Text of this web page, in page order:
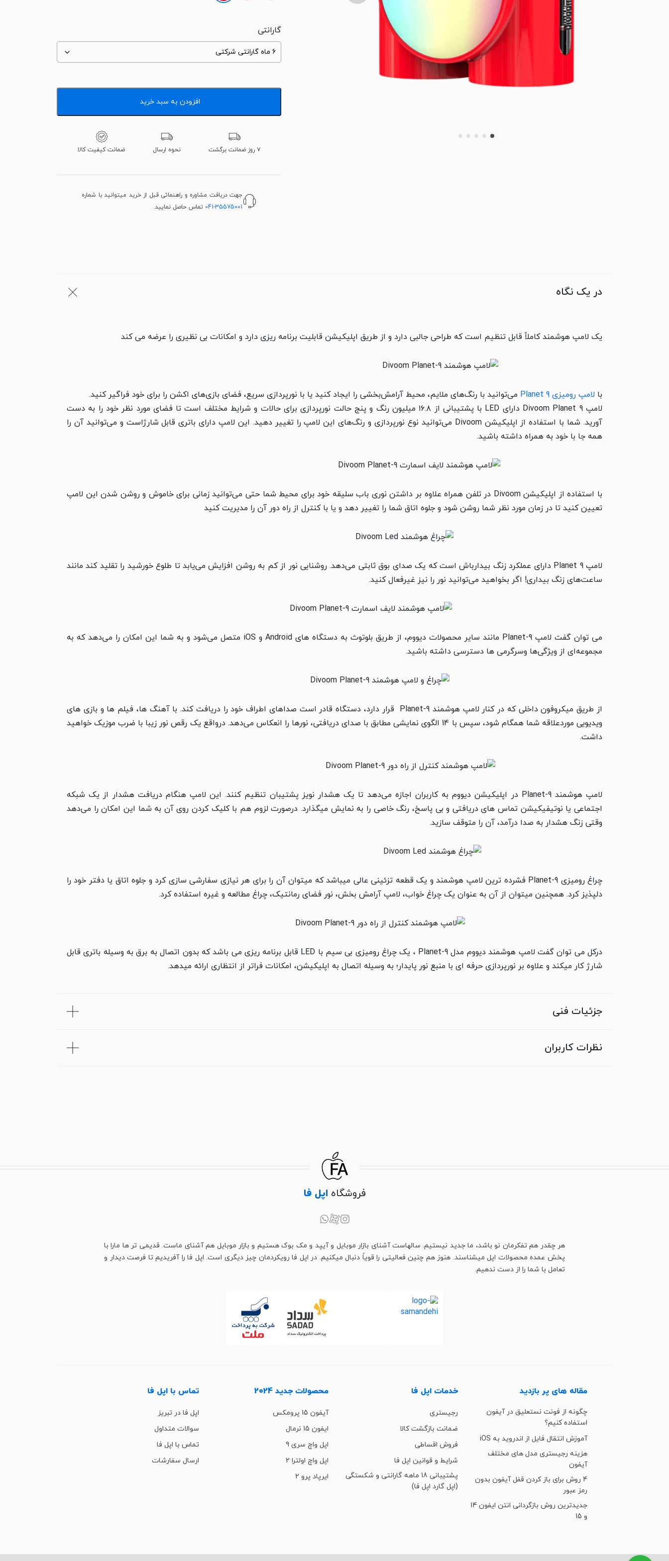
گارانتی
افزودن به سبد خرید
۷ روز ضمانت برگشت نحوه ارسال ضمانت کیفیت کالا
جهت دریافت مشاوره و راهنمائی قبل از خرید میتوانید با شماره
041-35575001 تماس حاصل نمایید.
در یک نگاه
یک لامپ هوشمند کاملاً قابل تنظیم است که طراحی جالبی دارد و از طریق اپلیکیشن قابلیت برنامه ریزی دارد و امکانات بی نظیری را عرضه می کند
با لامپ رومیزی Planet 9
می‌توانید با رنگ‌های ملایم، محیط آرامش‌بخشی را ایجاد کنید یا با نورپردازی سریع، فضای بازی‌های اکشن را برای خود فراگیر کنید.
لامپ Divoom Planet 9 دارای LED با پشتیبانی از ۱۶.۸ میلیون رنگ و پنج حالت نورپردازی برای حالات و شرایط مختلف است تا فضای مورد نظر خود را به دست
آورید. شما با استفاده از اپلیکیشن Divoom می‌توانید نوع نورپردازی و رنگ‌های این لامپ را تغییر دهید. این لامپ دارای باتری قابل شارژ‌است و می‌توانید آن را
همه جا با خود به همراه داشته باشید.
با استفاده از اپلیکیشن Divoom در تلفن همراه علاوه بر داشتن نوری باب سلیقه خود برای محیط شما حتی می‌توانید زمانی برای خاموش و روشن شدن این لامپ
تعیین کنید تا در زمان مورد نظر شما روشن شود و جلوه اتاق شما را تغییر دهد و یا با کنترل از راه دور آن را مدیریت کنید
لامپ Planet 9 دارای عملکرد زنگ بیدارباش است که یک صدای بوق ثابتی می‌دهد. روشنایی نور از کم به روشن افزایش می‌یابد تا طلوع خورشید را تقلید کند مانند
ساعت‌های زنگ بیداری! اگر بخواهید می‌توانید نور را نیز غیرفعال کنید.
می­ توان گفت لامپ Planet-9 مانند سایر محصولات دیووم، از طریق بلوتوث به دستگاه­ های Android و iOS متصل می‌شود و به شما این امکان را می‌دهد که به
مجموعه‌ای از ویژگی‌ها وسرگرمی ­ها دسترسی داشته باشید.
از طریق میکروفون داخلی که در کنار لامپ هوشمند Planet-9 قرار دارد، دستگاه قادر است صداهای اطراف خود را دریافت کند. با آهنگ ­ها، فیلم ­ها و بازی­ های
ویدیویی موردعلاقه شما همگام شود، سپس با 14 الگوی نمایشی مطابق با صدای دریافتی، نورها را انعکاس می‌دهد. درواقع یک رقص نور زیبا با ضرب موزیک خواهید
داشت.
لامپ هوشمند Planet-9 در اپلیکیشن دیووم به کاربران اجازه می‌دهد تا یک هشدار نویز پشتیبان تنظیم کنند. این لامپ هنگام دریافت هشدار از یک شبکه
اجتماعی یا نوتیفیکیشن تماس­ های دریافتی و بی­ پاسخ، رنگ خاصی را به نمایش می­گذارد. درصورت لزوم هم با کلیک کردن روی آن به شما این امکان را می‌دهد
وقتی زنگ هشدار به صدا درآمد، آن را متوقف سازید.
چراغ رومیزی Planet-9 فشرده ترین لامپ هوشمند و یک قطعه تزئینی عالی می­باشد که می­توان آن را برای هر نیازی سفارشی­ سازی کرد و جلوه اتاق یا دفتر خود را
دلپذیز کرد. همچنین می­توان از آن به عنوان یک چراغ خواب، لامپ آرامش بخش، نور فضای رمانتیک، چراغ مطالعه و غیره استفاده کرد.
درکل می ­توان گفت لامپ هوشمند دیووم مدل Planet-9 ، یک چراغ رومیزی بی سیم با LED قابل برنامه ریزی می باشد که بدون اتصال به برق به وسیله باتری قابل
شارژ کار می­کند و علاوه بر نورپردازی حرفه ای با منبع نور پایدار؛ به وسیله اتصال به اپلیکیشن، امکانات فراتر از انتظاری ارائه می­دهد.
جزئیات فنی
نظرات کاربران
فروشگاه اپل فا
هر چقدر هم تفکرمان نو باشد، ما جدید نیستیم. سالهاست آشنای بازار موبایل و آیپد و مک بوک هستیم و بازار موبایل هم آشنای ماست. قدیمی تر ها مارا با
پخش عمده محصولات اپل میشناسند. هنوز هم چنین فعالیتی را قویاً دنبال میکنیم. در اپل فا رویکردمان چیز دیگری است. اپل فا را آفریدیم تا فرصت دیدار و
تعامل با شما را از دست ندهیم.
مقاله های پر بازدید
چگونه از فونت نستعلیق در آیفون
استفاده کنیم؟
آموزش انتقال فایل از اندروید به iOS
هزینه رجیستری مدل های مختلف
آیفون
4 روش برای باز کردن قفل آیفون بدون
رمز عبور
جدیدترین روش بازگردانی انتن ایفون 14
و 15
خدمات اپل فا
رجیستری
ضمانت بازگشت کالا
فروش اقساطی
شرایط و قوانین اپل فا
پشتیبانی 18 ماهه گارانتی و شکستگی
(اپل گارد اپل فا)
محصولات جدید 2024
آیفون 15 پرومکس
ایفون 15 نرمال
اپل واچ سری 9
اپل واچ اولترا 2
ایرپاد پرو 2
تماس با اپل فا
اپل فا در تبریز
سوالات متداول
تماس با اپل فا
ارسال سفارشات